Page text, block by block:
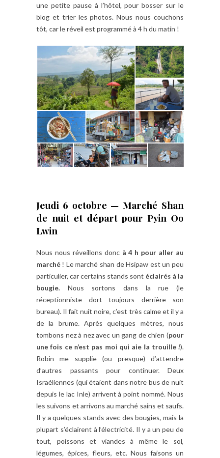
une petite pause à l’hôtel, pour bosser sur le
blog et trier les photos. Nous nous couchons
tôt, car le réveil est programmé à 4 h du matin !
Jeudi 6 octobre — Marché Shan
de nuit et départ pour Pyin Oo
Lwin
Nous nous réveillons donc à 4 h pour aller au
marché ! Le marché shan de Hsipaw est un peu
particulier, car certains stands sont éclairés à la
bougie. Nous sortons dans la rue (le
réceptionniste dort toujours derrière son
bureau). Il fait nuit noire, c’est très calme et il y a
de la brume. Après quelques mètres, nous
tombons nez à nez avec un gang de chien (pour
une fois ce n’est pas moi qui aie la trouille !).
Robin me supplie (ou presque) d’attendre
d’autres passants pour continuer. Deux
Israéliennes (qui étaient dans notre bus de nuit
depuis le lac Inle) arrivent à point nommé. Nous
les suivons et arrivons au marché sains et saufs.
Il y a quelques stands avec des bougies, mais la
plupart s’éclairent à l’électricité. Il y a un peu de
tout, poissons et viandes à même le sol,
légumes, épices, fleurs, etc. Nous faisons un